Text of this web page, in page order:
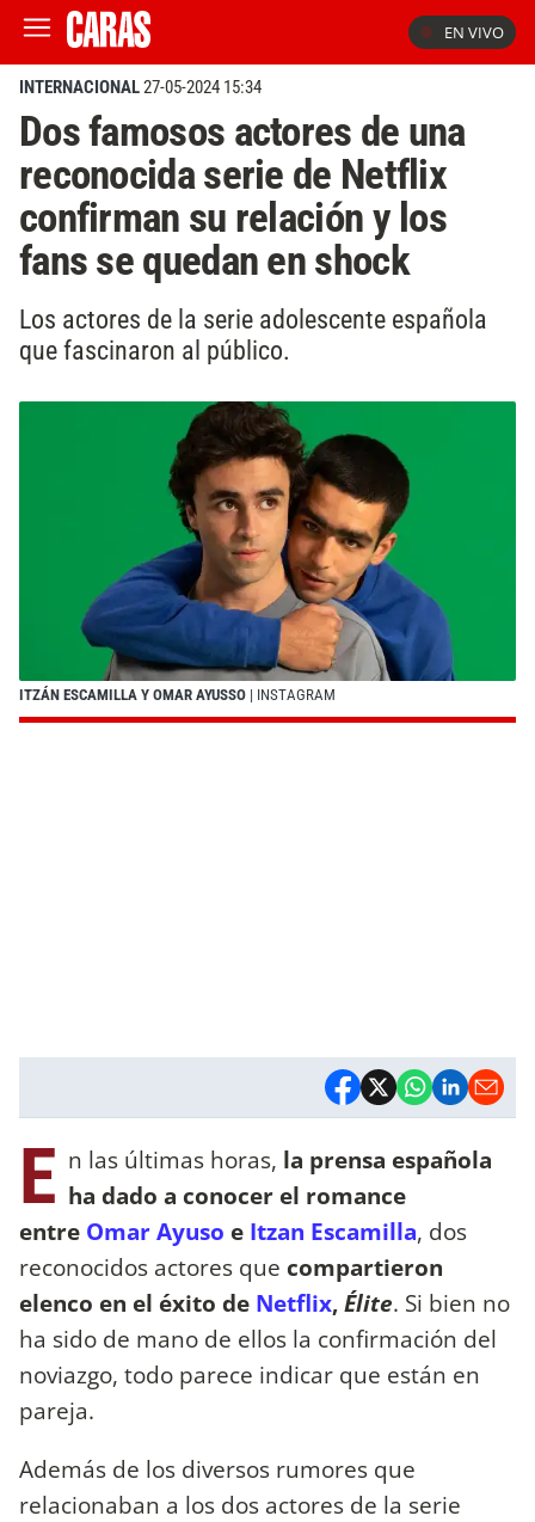
EN VIVO
INTERNACIONAL27-05-2024 15:34
Dos famosos actores de una
reconocida serie de Netflix
confirman su relación y los
fans se quedan en shock
Los actores de la serie adolescente española
que fascinaron al público.
ITZÁN ESCAMILLA Y OMAR AYUSSO | INSTAGRAM
E n las últimas horas, la prensa española
ha dado a conocer el romance
entre Omar Ayuso e Itzan Escamilla, dos
reconocidos actores que compartieron
elenco en el éxito de Netflix,Élite. Si bien no
ha sido de mano de ellos la confirmación del
noviazgo, todo parece indicar que están en
pareja.
Además de los diversos rumores que
relacionaban a los dos actores de la serie